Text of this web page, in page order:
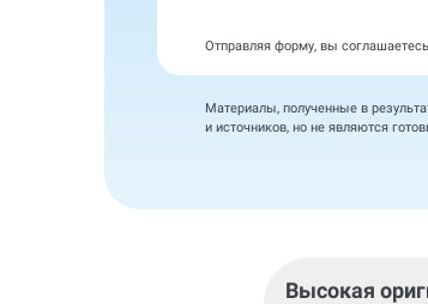
Отправляя форму, вы
Материалы, полученные в
и источников, но не являются
Высокая